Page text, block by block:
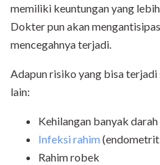
memiliki keuntungan yang
Dokter pun akan
mencegahnya terjadi.
Adapun risiko yang bisa terjadi
lain:
Kehilangan banyak darah
Infeksi rahim
Rahim robek